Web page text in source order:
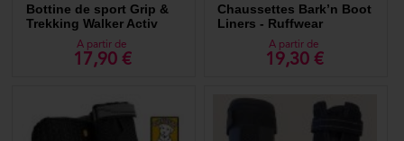
Bottine de sport Grip &
Trekking Walker Activ
A partir de
17,90 €
Chaussettes Bark’n Boot
Liners - Ruffwear
A partir de
19,30 €